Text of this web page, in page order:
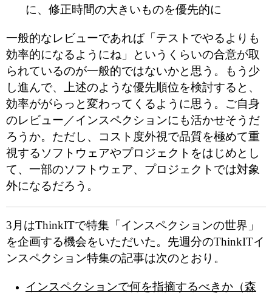
に、修正時間の大きいものを優先的に
一般的なレビューであれば「テストでやるよりも
効率的になるようにね」というくらいの合意が取
られているのが一般的ではないかと思う。もう少
し進んで、上述のような優先順位を検討すると、
効率ががらっと変わってくるように思う。ご自身
のレビュー／インスペクションにも活かせそうだ
ろうか。ただし、
コスト度外視で品質を極めて重
視するソフトウェアやプロジェクトをはじめとし
て、一部のソフトウェア、プロジェクトでは対象
外になるだろう。
3月はThinkITで特集「インスペクションの世界」
を企画する機会をいただいた。先週分のThinkITイ
ンスペクション特集の記事は次のとおり。
インスペクションで何を指摘するべきか（森